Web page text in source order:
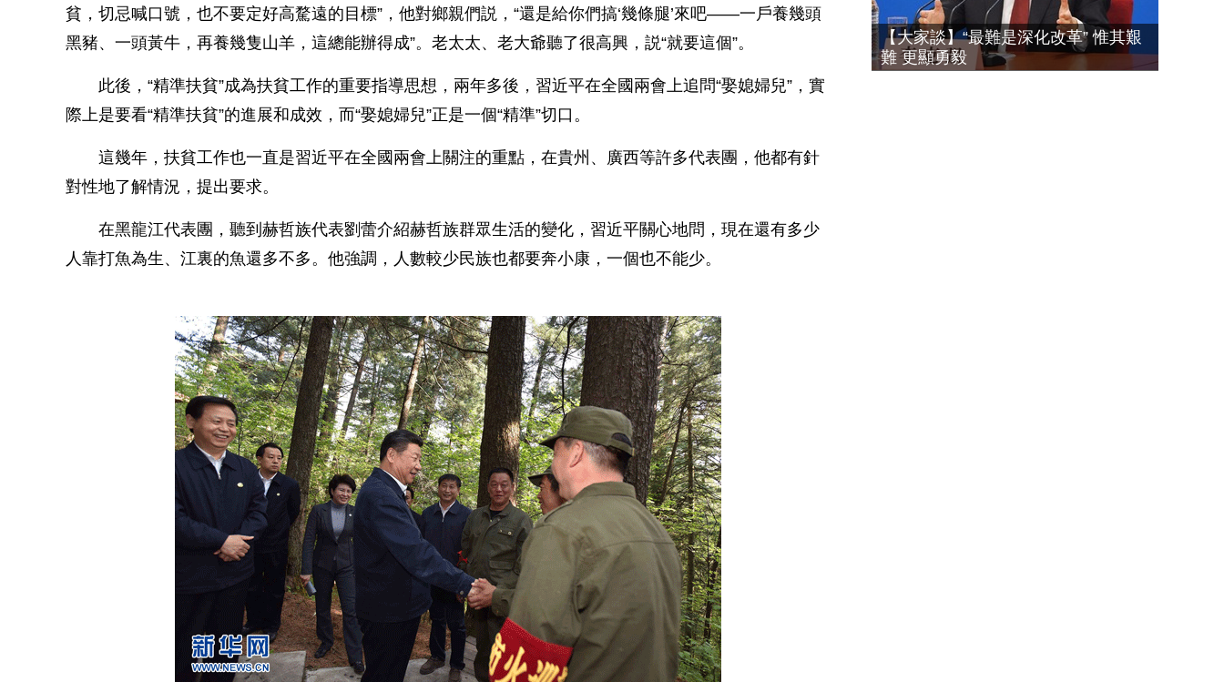
貧，切忌喊口號，也不要定好高騖遠的目標”，他對鄉親們説，“還是給你們搞‘幾條腿’來吧——一戶養幾頭
黑豬、一頭黃牛，再養幾隻山羊，這總能辦得成”。老太太、老大爺聽了很高興，説“就要這個”。
此後，“精準扶貧”成為扶貧工作的重要指導思想，兩年多後，習近平在全國兩會上追問“娶媳婦兒”，實
際上是要看“精準扶貧”的進展和成效，而“娶媳婦兒”正是一個“精準”切口。
這幾年，扶貧工作也一直是習近平在全國兩會上關注的重點，在貴州、廣西等許多代表團，他都有針
對性地了解情況，提出要求。
在黑龍江代表團，聽到赫哲族代表劉蕾介紹赫哲族群眾生活的變化，習近平關心地問，現在還有多少
人靠打魚為生、江裏的魚還多不多。他強調，人數較少民族也都要奔小康，一個也不能少。
【大家談】“最難是深化改革” 惟其艱
難 更顯勇毅